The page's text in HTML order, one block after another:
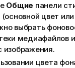
Общие панели
цвет
выбрать
медиафайлов
изображения.
цвета